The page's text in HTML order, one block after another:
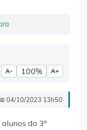
A- 100% A+
04/10/2023 13h50
do 3º